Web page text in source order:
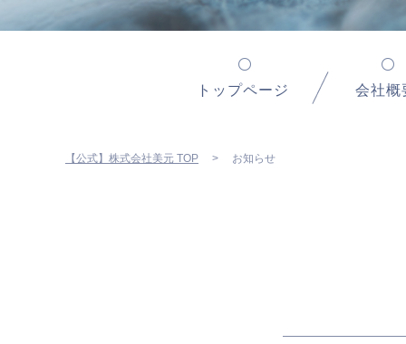
トップページ 会社概
【公式】株式会社美元 TOP お知らせ